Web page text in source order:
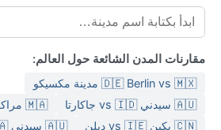
مئوية في يوليو، وشتاء بارد ومثلج
دون الصفر بكثير. نادرًا ما تهطل
لطيف، والخريف معتدل وجاف. عند
تجهيز حقيبة تحتوي على ملابس خفيفة
الصيف مع ضرورة ارتداء قبعة
الشمس القوية. أما في الشتاء،
مقارنات المدن الشائعة حول العالم:
🇩🇪 Berlin vs 🇲🇽 مدينة مكسيكو
🇦🇺 سيدني vs 🇮🇩 جاكارتا
🇲🇦 مراكش vs 🇿🇦 كيب تاون
🇨🇳 بكين vs 🇮🇪 دبلن
🇦🇺 سيدني vs 🇿🇦 كيب تاون